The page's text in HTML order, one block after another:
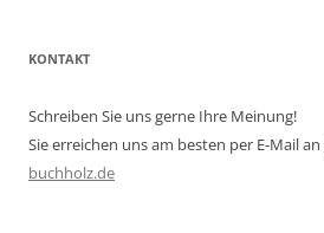
KONTAKT
Schreiben Sie uns gerne Ihre Meinung!
Sie erreichen uns am besten per E-Mail an
buchholz.de